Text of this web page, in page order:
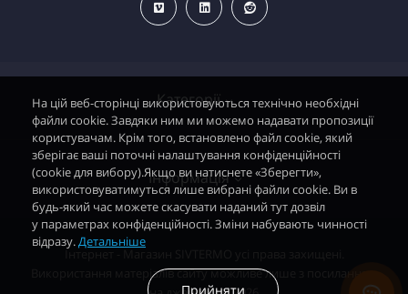
Категорії
Водонагрівачі електричні
Димохідні газові колонки
Димохідні газові котли і АОГВ
Радіатори опалення, Тепловентилятори
Інформація
Інтернет - Магазин SIVTERMO усі права захищені.
Використання матеріалів сайту можливе лише з посиланням
На цій веб-сторінці використовуються технічно необхідні
файли cookie. Завдяки ним ми можемо надавати пропозиції
користувачам. Крім того, встановлено файл cookie, який
зберігає ваші поточні налаштування конфіденційності
(cookie для вибору).Якщо ви натиснете «Зберегти»,
використовуватимуться лише вибрані файли cookie. Ви в
будь-який час можете скасувати наданий тут дозвіл
у параметрах конфіденційності. Зміни набувають чинності
відразу.Детальніше
Прийняти